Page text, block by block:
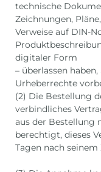
technische
Zeichnungen,
Verweise auf DIN-
digitaler Form
– überlassen
Urheberrechte
(2) Die Bestellung
verbindliches
aus der Bestellung
berechtigt, dieses
Tagen nach